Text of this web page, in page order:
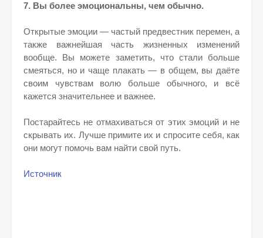
7. Вы более эмоциональны, чем обычно.
Открытые эмоции — частый предвестник перемен, а
также важнейшая часть жизненных изменений
вообще. Вы можете заметить, что стали больше
смеяться, но и чаще плакать — в общем, вы даёте
своим чувствам волю больше обычного, и всё
кажется значительнее и важнее.
Постарайтесь не отмахиваться от этих эмоций и не
скрывать их. Лучше примите их и спросите себя, как
они могут помочь вам найти свой путь.
Источник